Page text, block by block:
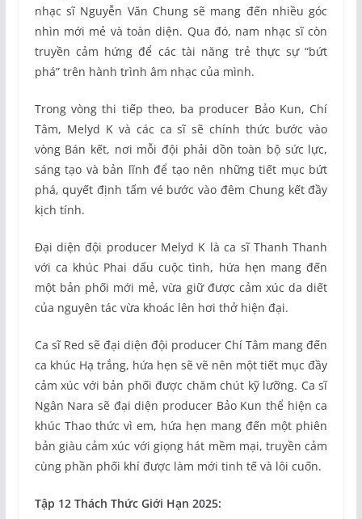
nhạc sĩ Nguyễn Văn Chung sẽ mang đến nhiều góc
nhìn mới mẻ và toàn diện. Qua đó, nam nhạc sĩ còn
truyền cảm hứng để các tài năng trẻ thực sự “bứt
phá” trên hành trình âm nhạc của mình.
Trong vòng thi tiếp theo, ba producer Bảo Kun, Chí
Tâm, Melyd K và các ca sĩ sẽ chính thức bước vào
vòng Bán kết, nơi mỗi đội phải dồn toàn bộ sức lực,
sáng tạo và bản lĩnh để tạo nên những tiết mục bứt
phá, quyết định tấm vé bước vào đêm Chung kết đầy
kịch tính.
Đại diện đội producer Melyd K là ca sĩ Thanh Thanh
với ca khúc Phai dấu cuộc tình, hứa hẹn mang đến
một bản phối mới mẻ, vừa giữ được cảm xúc da diết
của nguyên tác vừa khoác lên hơi thở hiện đại.
Ca sĩ Red sẽ đại diện đội producer Chí Tâm mang đến
ca khúc Hạ trắng, hứa hẹn sẽ vẽ nên một tiết mục đầy
cảm xúc với bản phối được chăm chút kỹ lưỡng. Ca sĩ
Ngân Nara sẽ đại diện producer Bảo Kun thể hiện ca
khúc Thao thức vì em, hứa hẹn mang đến một phiên
bản giàu cảm xúc với giọng hát mềm mại, truyền cảm
cùng phần phối khí được làm mới tinh tế và lôi cuốn.
Tập 12 Thách Thức Giới Hạn 2025: